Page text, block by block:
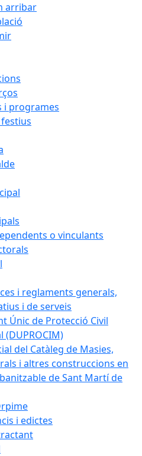
arribar
i programes
o vinculants
i reglaments generals,
i de serveis
Únic de Protecció Civil
(DUPROCIM)
del Catàleg de Masies,
i altres construccions en
de Sant Martí de
i edictes